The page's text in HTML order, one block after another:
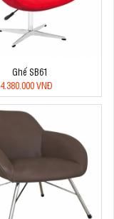
Ghế SB61
4.380.000 VNĐ